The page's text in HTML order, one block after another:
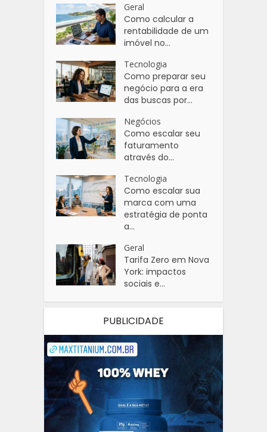
Geral
Como calcular a
rentabilidade de um
imóvel no...
Tecnologia
Como preparar seu
negócio para a era
das buscas por...
Negócios
Como escalar seu
faturamento
através do...
Tecnologia
Como escalar sua
marca com uma
estratégia de ponta
a...
Geral
Tarifa Zero em Nova
York: impactos
sociais e...
PUBLICIDADE